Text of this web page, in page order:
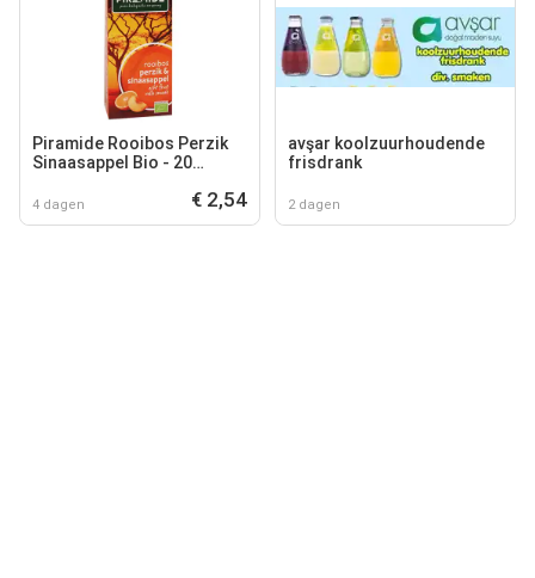
Piramide Rooibos Perzik
Sinaasappel Bio - 20
4 dagen € 2,54
avşar koolzuurhoudende
frisdrank
2 dagen